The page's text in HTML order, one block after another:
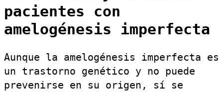
pacientes con
amelogénesis imperfecta
Aunque la amelogénesis imperfecta es
un trastorno genético y no puede
prevenirse en su origen, sí se